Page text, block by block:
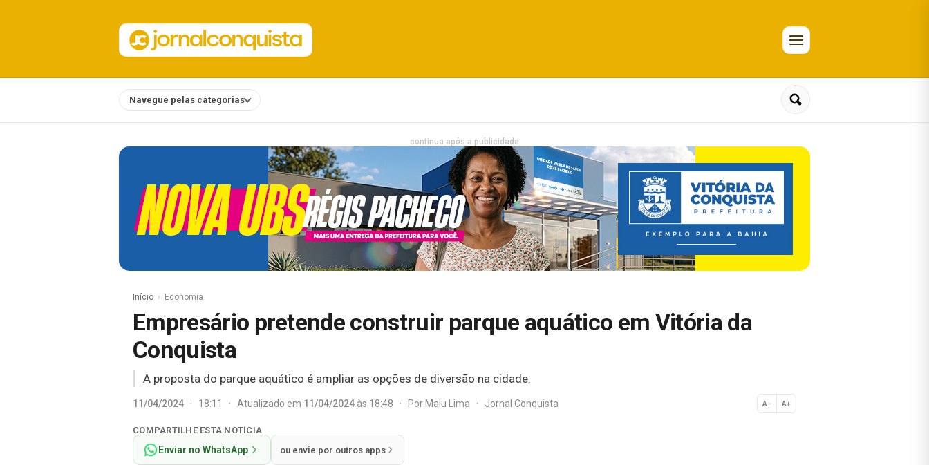
Navegue pelas categorias
continua após a publicidade
Início Economia
Empresário pretende construir parque aquático em Vitória da
Conquista
A proposta do parque aquático é ampliar as opções de diversão na cidade.
11/04/2024 · 18:11 · Atualizado em 11/04/2024 às 18:48 · PorMalu Lima · Jornal Conquista A− A+
Normal
COMPARTILHE ESTA NOTÍCIA
Enviar no WhatsApp ou envie por outros apps